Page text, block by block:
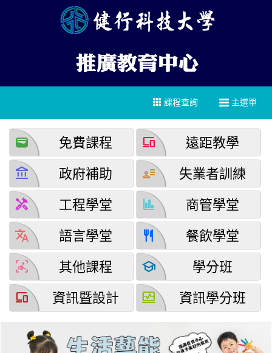
主選單
課程查詢
wallet 免費課程 devices 遠距教學
account_balance 政府補助 user_attributes 失業者訓練
handyman 工程學堂 finance 商管學堂
translate 語言學堂 restaurant 餐飲學堂
detection_and_zone 其他課程 school 學分班
devices 資訊暨設計 browse_activity 資訊學分班